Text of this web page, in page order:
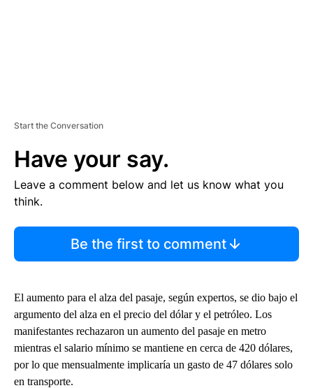
Start the Conversation
Have your say.
Leave a comment below and let us know what you
think.
Be the first to comment
El aumento para el alza del pasaje, según expertos, se dio bajo el
argumento del alza en el precio del dólar y el petróleo. Los
manifestantes rechazaron un aumento del pasaje en metro
mientras el salario mínimo se mantiene en cerca de 420 dólares,
por lo que mensualmente implicaría un gasto de 47 dólares solo
en transporte.